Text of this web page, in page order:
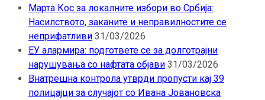
Марта Кос за локалните избори во Србија:
Насилството, заканите и неправилностите се
неприфатливи 31/03/2026
ЕУ алармира: подгответе се за долготрајни
нарушувања со нафтата објави 31/03/2026
Внатрешна контрола утврди пропусти кај 39
полицајци за случајот со Ивана Јовановска